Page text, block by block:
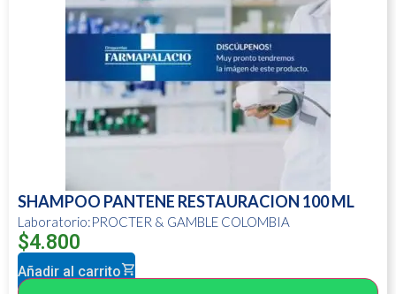
SHAMPOO PANTENE RESTAURACION 100 ML
Laboratorio:PROCTER & GAMBLE COLOMBIA
$4.800
Añadir al carrito